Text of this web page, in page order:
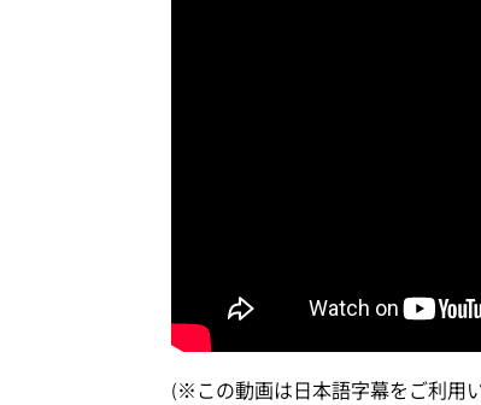
(※この動画は日本語字幕をご利用